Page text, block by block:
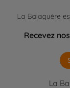
La Balaguère
Recevez
La